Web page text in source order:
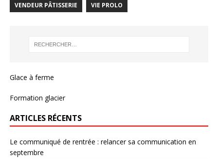
VENDEUR PÂTISSERIE VIE PROLO
Glace à ferme
Formation glacier
ARTICLES RÉCENTS
Le communiqué de rentrée : relancer sa communication en
septembre